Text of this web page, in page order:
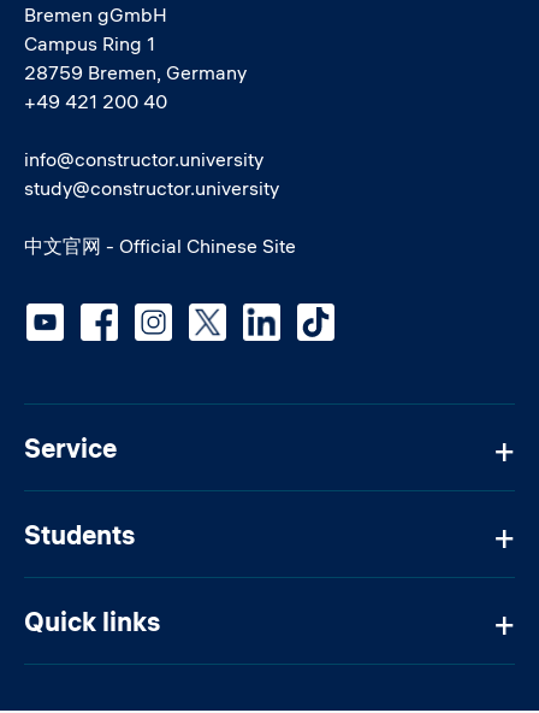
Bremen gGmbH
Campus Ring 1
28759 Bremen, Germany
+49 421 200 40
info@constructor.university
study@constructor.university
中文官网 - Official Chinese Site
Service
Students
Quick links
Social media